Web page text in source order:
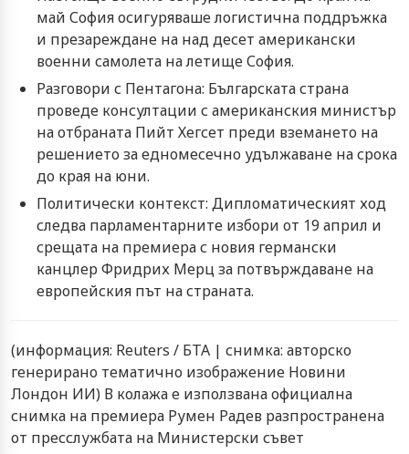
май София осигуряваше логистична поддръжка
и презареждане на над десет американски
военни самолета на летище София.
Разговори с Пентагона: Българската страна
проведе консултации с американския министър
на отбраната Пийт Хегсет преди вземането на
решението за едномесечно удължаване на срока
до края на юни.
Политически контекст: Дипломатическият ход
следва парламентарните избори от 19 април и
срещата на премиера с новия германски
канцлер Фридрих Мерц за потвърждаване на
европейския път на страната.
(информация: Reuters / БТА | снимка: авторско
генерирано тематично изображение Новини
Лондон ИИ) В колажа е използвана официална
снимка на премиера Румен Радев разпространена
от пресслужбата на Министерски съвет